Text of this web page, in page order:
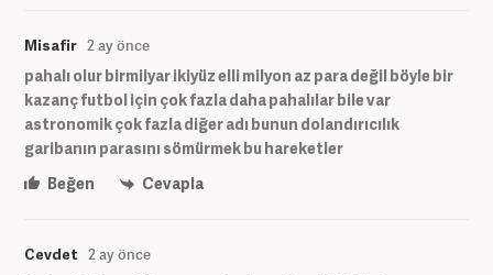
Misafir 2 ay önce
pahalı olur birmilyar ikiyüz elli milyon az para değil böyle bir
kazanç futbol için çok fazla daha pahalılar bile var
astronomik çok fazla diğer adı bunun dolandırıcılık
garibanın parasını sömürmek bu hareketler
Beğen
Cevapla
Cevdet 2 ay önce